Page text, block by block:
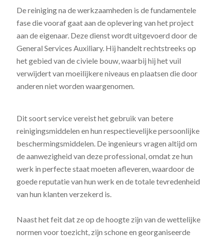
De reiniging na de werkzaamheden is de fundamentele
fase die vooraf gaat aan de oplevering van het project
aan de eigenaar. Deze dienst wordt uitgevoerd door de
General Services Auxiliary. Hij handelt rechtstreeks op
het gebied van de civiele bouw, waarbij hij het vuil
verwijdert van moeilijkere niveaus en plaatsen die door
anderen niet worden waargenomen.
Dit soort service vereist het gebruik van betere
reinigingsmiddelen en hun respectievelijke persoonlijke
beschermingsmiddelen. De ingenieurs vragen altijd om
de aanwezigheid van deze professional, omdat ze hun
werk in perfecte staat moeten afleveren, waardoor de
goede reputatie van hun werk en de totale tevredenheid
van hun klanten verzekerd is.
Naast het feit dat ze op de hoogte zijn van de wettelijke
normen voor toezicht, zijn schone en georganiseerde